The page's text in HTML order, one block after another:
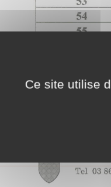
Ce site utilise